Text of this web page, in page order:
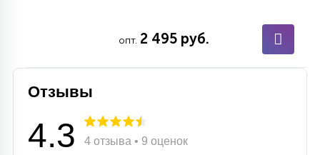
опт. 2 495 руб.
Отзывы
4.3 4 отзыва • 9 оценок